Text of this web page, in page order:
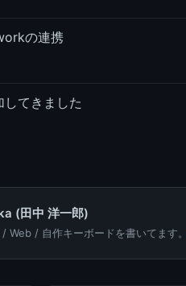
の連携
てきました
(田中 洋一郎)
Web / 自作キーボードを書いてます。